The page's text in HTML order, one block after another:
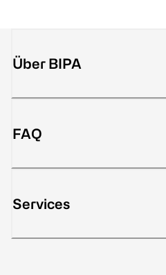
Über BIPA
FAQ
Services